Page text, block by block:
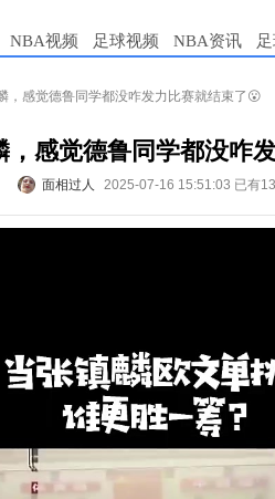
NBA视频 足球视频 NBA资讯
，感觉德鲁同学都没咋发力比赛就结束了😮
，感觉德鲁同学都没咋
面相过人 2025-07-16 15:51:03 已有